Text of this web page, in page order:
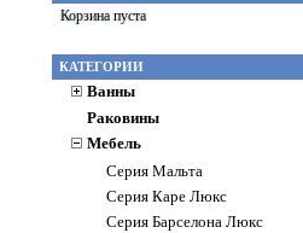
Корзина пуста
КАТЕГОРИИ
Ванны
Раковины
Мебель
Серия Мальта
Серия Каре Люкс
Серия Барселона Люкс